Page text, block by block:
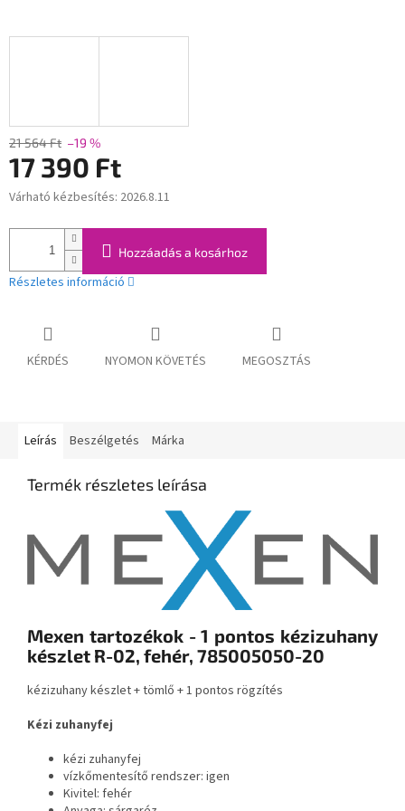
21 564 Ft –19 %
17 390 Ft
Egységár:
Várható kézbesítés: 2026.8.11
Hozzáadás a kosárhoz
Részletes információ
KÉRDÉS NYOMON KÖVETÉS MEGOSZTÁS
Leírás Beszélgetés Márka
Termék részletes leírása
Mexen tartozékok - 1 pontos kézizuhany
készlet R-02, fehér, 785005050-20
kézizuhany készlet + tömlő + 1 pontos rögzítés
Kézi zuhanyfej
kézi zuhanyfej
vízkőmentesítő rendszer: igen
Kivitel: fehér